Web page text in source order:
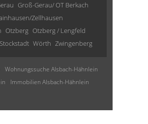
Groß-Gerau/ OT Berkach
Zellhausen
Otzberg Otzberg / Lengfeld
Stockstadt Wörth Zwingenberg
Wohnungssuche Alsbach-Hähnlein
Immobilien Alsbach-Hähnlein